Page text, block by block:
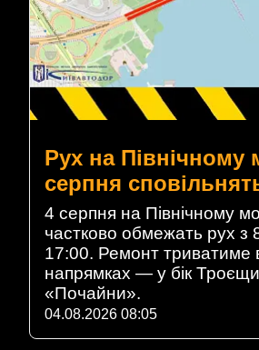
Рух на Північному
серпня
4 серпня на Північному
частково обмежать рух з
17:00. Ремонт триватиме
напрямках — у бік
«Почайни».
04.08.2026 08:05